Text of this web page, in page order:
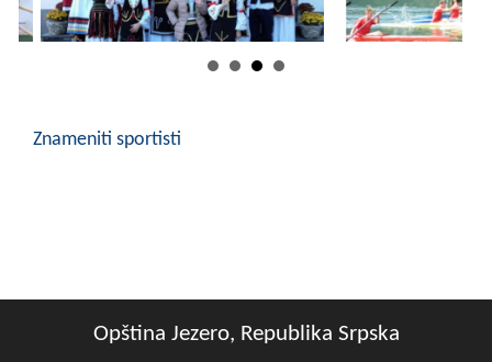
CIVILNA ZAŠTITA
Znameniti sportisti
Opština Jezero, Republika Srpska